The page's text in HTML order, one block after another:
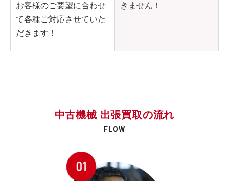
お客様のご要望に合わせ
て各種ご対応させていた
だきます！
きません！
中古機械 出張買取の流れ
FLOW